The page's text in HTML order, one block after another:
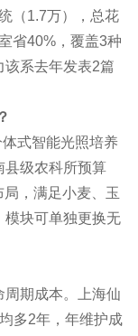
（1.7万），总花
省40%，覆盖3种
该系去年发表2篇
式智能光照培养
县级农科所预算
，满足小麦、玉
模块可单独更换无
期成本。上海仙
多2年，年维护成